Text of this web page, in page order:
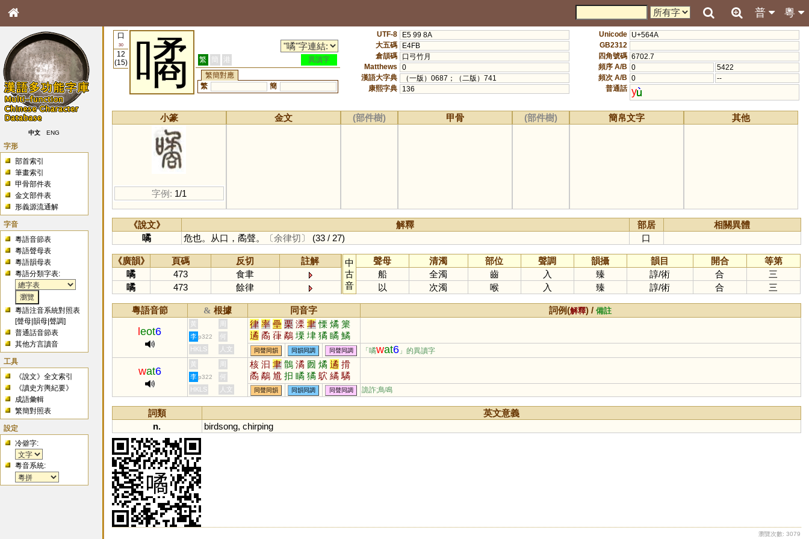
粵
普
中文 ENG
字形
部首索引
筆畫索引
甲骨部件表
金文部件表
形義源流通解
字音
粵語音節表
粵語聲母表
粵語韻母表
粵語分類字表:
粵語注音系統對照表
[聲母 |韻母 |聲調]
普通話音節表
其他方言讀音
工具
《說文》全文索引
《讀史方輿紀要》
成語彙輯
繁簡對照表
設定
冷僻字:
粵音系統:
口
30
12
(15)
噊 繁 簡 港
異讀字
繁簡對應
繁
簡
UTF-8
E5 99 8A
大五碼
E4FB
倉頡碼
口弓竹月
Matthews
0
漢語大字典
（一版）0687；（二版）741
康熙字典
136
Unicode U+564A
GB2312
四角號碼 6702.7
頻序 A/B 0
5422
頻次 A/B 0
--
普通話 y
小篆
字例: 1/1
金文 (部件樹) 甲骨 (部件樹) 簡帛文字 其他
《說文》 解釋 部居
相關異體
噊
危也。从口，矞聲。 〔余律切〕 (33 / 27) 口
《廣韻》 頁碼 反切
註解
噊
473
食聿
噊
473 餘律
中
古
音
聲母 清濁 部位 聲調 韻攝 韻目 開合
等第
船
全濁 齒 入 臻 諄/術 合
三
以
次濁 喉 入 臻 諄/術 合 三
粵語音節 & 根據 同音字 詞例(解釋) /備註
leot6
黃 周 律 率 壘 栗 溧 聿 慄 燏 篥
遹 矞 葎 鷸 塛 垏 獝 瞲 鱊
驈 硉 嵂 搮 繘 瑮 膟 麜 鷅
繂
李 p322
何
HKLS
人文 同聲同韻 同韻同調 同聲同調 「噊wat6 」的異讀字
wat6
黃 周 核 汩 聿 鶻 潏 囫 燏 遹 搰
矞 鷸 尳 抇 瞲 獝 鴥 繘 驈
鱊
李 p322
何
HKLS
人文 同聲同韻 同韻同調 同聲同調 詭詐;鳥鳴
詞類
英文意義
n.
birdsong, chirping
瀏覽次數: 3079